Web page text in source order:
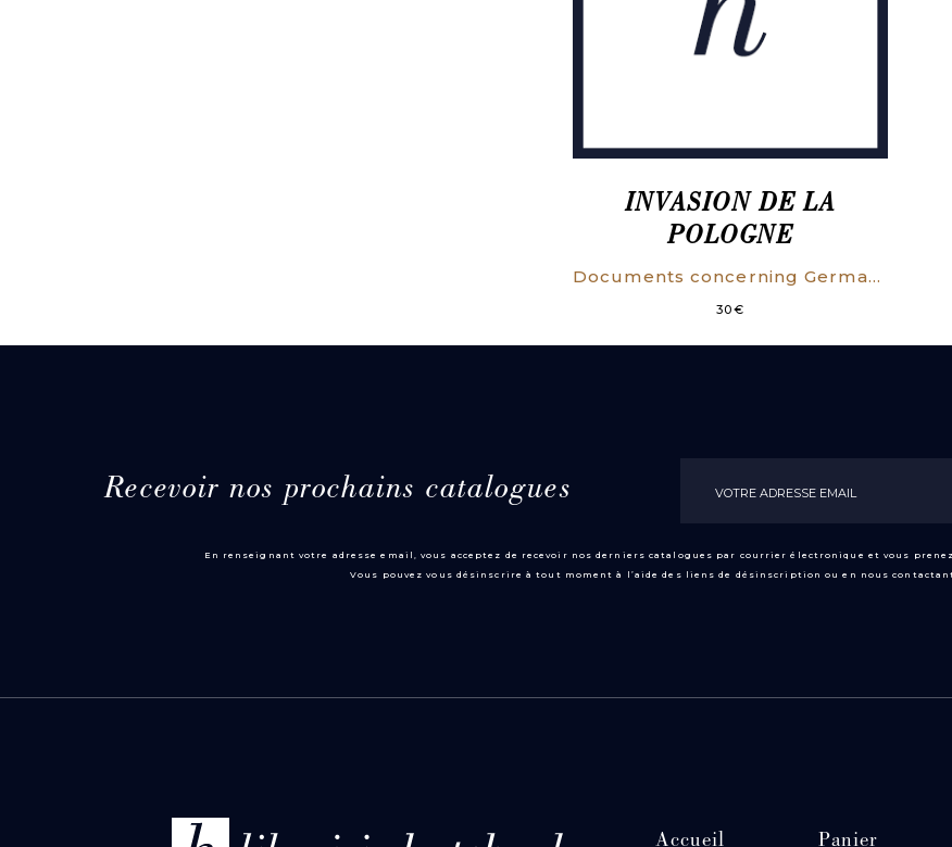
INVASION DE LA
POLOGNE
Documents concerning German-Polish relations and the outbreak of hostilities between Great Britain and Germany on September 3, 1939. Miscellaneous N° 9 (1939).
30€
Recevoir nos prochains catalogues
En renseignant votre adresse email, vous acceptez de recevoir nos derniers catalogues par courrier électronique et vous
Vous pouvez vous désinscrire à tout moment à l’aide des liens de désinscription ou en nous
Accueil Panier